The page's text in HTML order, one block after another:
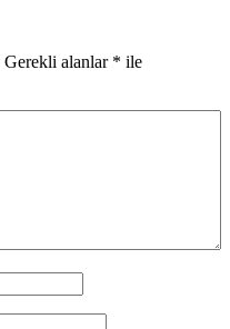
Gerekli alanlar * ile